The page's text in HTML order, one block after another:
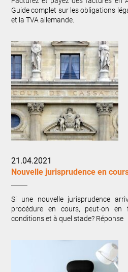
Guide complet sur les obligations
et la TVA allemande.
21.04.2021
Nouvelle jurisprudence en
Si une nouvelle jurisprudence
procédure en cours, peut-on en
conditions et à quel stade? Réponse